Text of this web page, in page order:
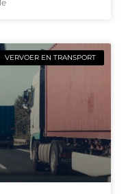
VERVOER EN TRANSPORT